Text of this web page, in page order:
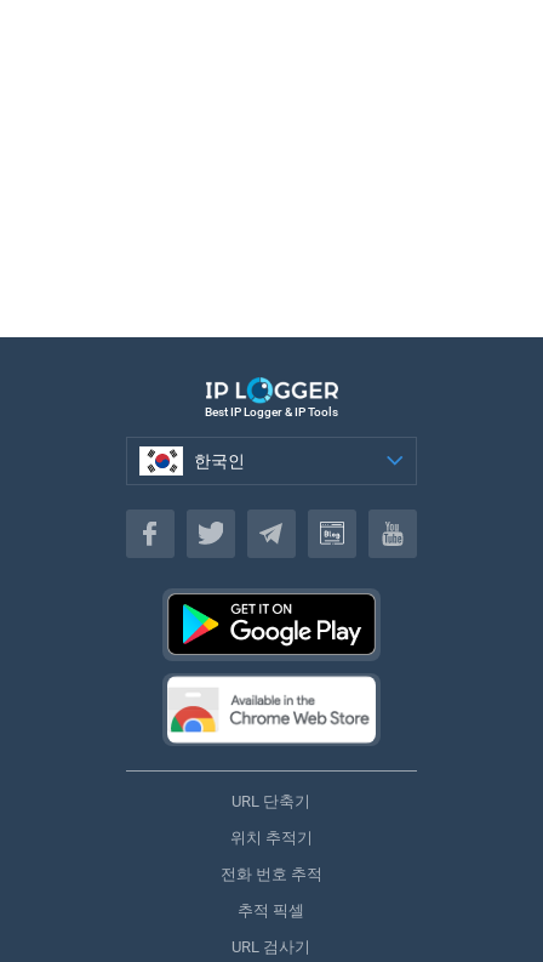
Best IP Logger & IP Tools
한국인
한국인
URL 단축기
위치 추적기
전화 번호 추적
추적 픽셀
URL 검사기